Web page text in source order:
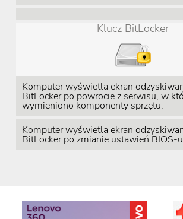
Klucz BitLocker
Komputer wyświetla ekran
BitLocker po powrocie z serwisu, w
wymieniono komponenty sprzętu.
Komputer wyświetla ekran
BitLocker po zmianie ustawień BIOS-